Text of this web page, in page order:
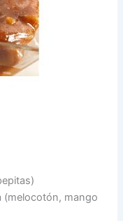
(melocotón, mango